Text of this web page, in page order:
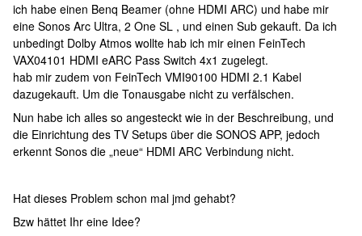
ich habe einen Benq Beamer (ohne HDMI ARC) und habe mir
eine Sonos Arc Ultra, 2 One SL , und einen Sub gekauft. Da ich
unbedingt Dolby Atmos wollte hab ich mir einen FeinTech
VAX04101 HDMI eARC Pass Switch 4x1 zugelegt.
hab mir zudem von FeinTech VMI90100 HDMI 2.1 Kabel
dazugekauft. Um die Tonausgabe nicht zu verfälschen.
Nun habe ich alles so angesteckt wie in der Beschreibung, und
die Einrichtung des TV Setups über die SONOS APP, jedoch
erkennt Sonos die „neue“ HDMI ARC Verbindung nicht.
Hat dieses Problem schon mal jmd gehabt?
Bzw hättet Ihr eine Idee?